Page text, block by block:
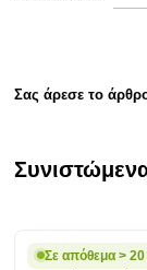
Σας άρεσε το
Σε απόθεμα > 20